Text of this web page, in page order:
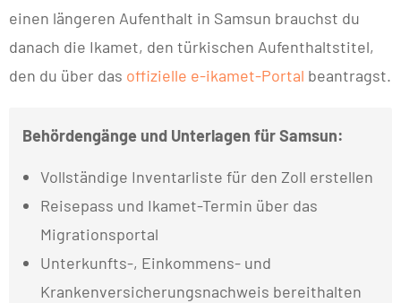
einen längeren Aufenthalt in Samsun brauchst du
danach die Ikamet, den türkischen Aufenthaltstitel,
den du über das offizielle e-ikamet-Portal beantragst.
Behördengänge und Unterlagen für Samsun:
Vollständige Inventarliste für den Zoll erstellen
Reisepass und Ikamet-Termin über das
Migrationsportal
Unterkunfts-, Einkommens- und
Krankenversicherungsnachweis bereithalten